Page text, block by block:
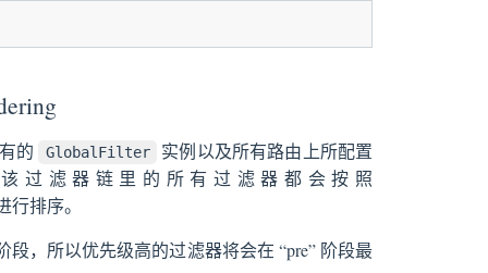
的 GlobalFilter
实例以及所有路由上所配置
过滤器链里的所有过滤器都会按照
排序。
段，所以优先级高的过滤器将会在 “pre” 阶段最